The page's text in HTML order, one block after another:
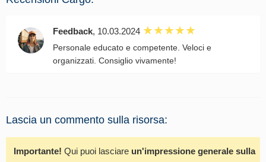
Feedback, 10.03.2024
Personale educato e competente. Veloci e
organizzati. Consiglio vivamente!
Lascia un commento sulla risorsa:
Importante! Qui puoi lasciare un'impressione generale sulla